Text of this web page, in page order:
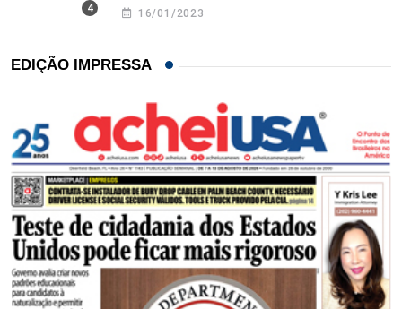
16/01/2023
EDIÇÃO IMPRESSA